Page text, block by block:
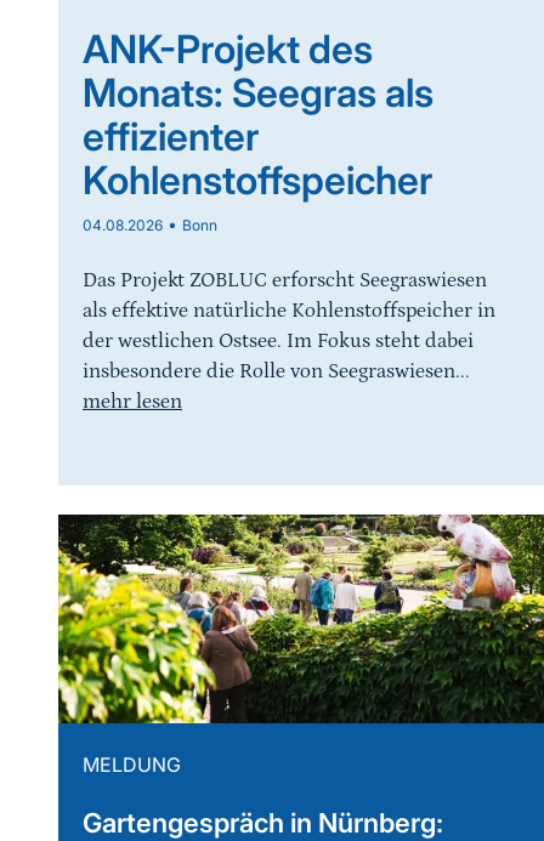
ANK-Projekt des
Monats: Seegras als
effizienter
Kohlenstoffspeicher
04.08.2026 • Bonn
Das Projekt ZOBLUC erforscht Seegraswiesen
als effektive natürliche Kohlenstoffspeicher in
der westlichen Ostsee. Im Fokus steht dabei
insbesondere die Rolle von Seegraswiesen...
mehr lesen
Gartengespräch in Nürnberg:
MELDUNG